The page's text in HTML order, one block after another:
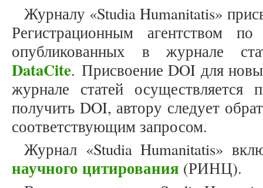
Журналу «Studia Humanitatis»
Регистрационным агентством
опубликованных в журнале
DataCite. Присвоение DOI для
журнале статей
получить DOI, автору следует
соответствующим запросом.
Журнал «Studia Humanitatis»
научного цитирования (РИНЦ).